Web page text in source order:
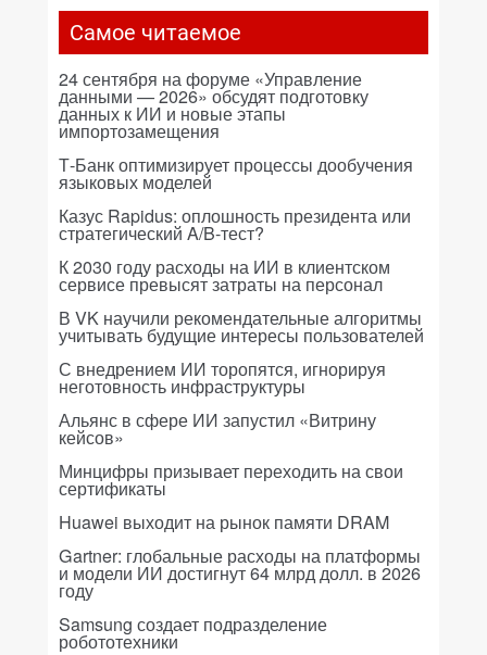
Самое читаемое
24 сентября на форуме «Управление
данными — 2026» обсудят подготовку
данных к ИИ и новые этапы
импортозамещения
Т-Банк оптимизирует процессы дообучения
языковых моделей
Казус Rapidus: оплошность президента или
стратегический A/B-тест?
К 2030 году расходы на ИИ в клиентском
сервисе превысят затраты на персонал
В VK научили рекомендательные алгоритмы
учитывать будущие интересы пользователей
С внедрением ИИ торопятся, игнорируя
неготовность инфраструктуры
Альянс в сфере ИИ запустил «Витрину
кейсов»
Минцифры призывает переходить на свои
сертификаты
Huawei выходит на рынок памяти DRAM
Gartner: глобальные расходы на платформы
и модели ИИ достигнут 64 млрд долл. в 2026
году
Samsung создает подразделение
робототехники